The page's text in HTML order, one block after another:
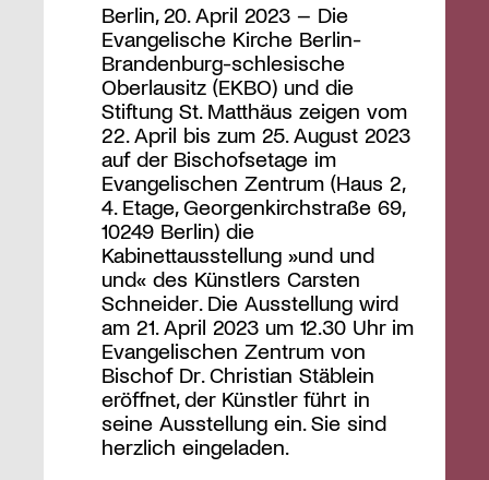
Berlin, 20. April 2023 – Die
Evangelische Kirche Berlin-
Brandenburg-schlesische
Oberlausitz (EKBO) und die
Stiftung St. Matthäus zeigen vom
22. April bis zum 25. August 2023
auf der Bischofsetage im
Evangelischen Zentrum (Haus 2,
4. Etage, Georgenkirchstraße 69,
10249 Berlin) die
Kabinettausstellung »und und
und« des Künstlers Carsten
Schneider. Die Ausstellung wird
am 21. April 2023 um 12.30 Uhr im
Evangelischen Zentrum von
Bischof Dr. Christian Stäblein
eröffnet, der Künstler führt in
seine Ausstellung ein. Sie sind
herzlich eingeladen.